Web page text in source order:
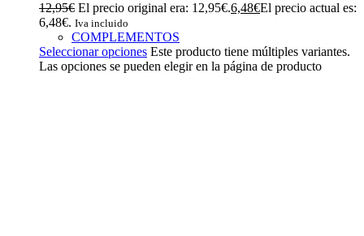
12,95€ El precio original era: 12,95€.6,48€El precio actual es:
6,48€. Iva incluido
COMPLEMENTOS
Seleccionar opciones Este producto tiene múltiples variantes.
Las opciones se pueden elegir en la página de producto